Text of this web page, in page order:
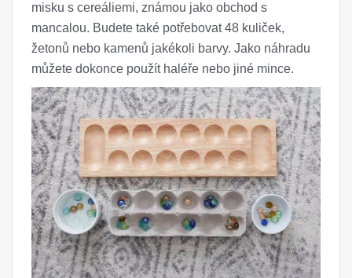
misku s cereáliemi, známou jako obchod s
mancalou. Budete také potřebovat 48 kuliček,
žetonů nebo kamenů jakékoli barvy. Jako náhradu
můžete dokonce použít haléře nebo jiné mince.